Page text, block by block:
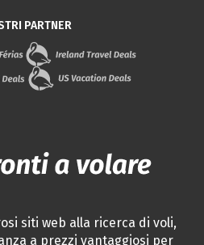
siti web alla ricerca di voli,
a prezzi vantaggiosi per
PARTNER